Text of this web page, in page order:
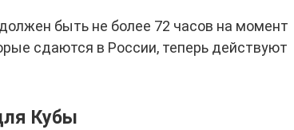
быть не более 72 часов на момент
сдаются в России, теперь действуют
Кубы